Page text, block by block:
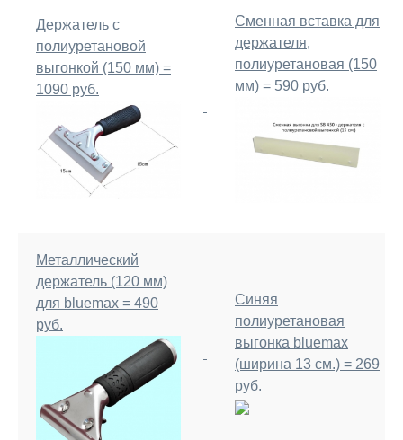
Держатель с
полиуретановой
выгонкой (150 мм) =
1090 руб.
Сменная вставка для
держателя,
полиуретановая (150
мм) = 590 руб.
Металлический
держатель (120 мм)
для bluemax = 490
руб.
Синяя
полиуретановая
выгонка bluemax
(ширина 13 см.) = 269
руб.